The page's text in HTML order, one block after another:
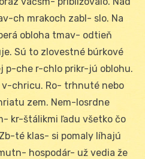
ch mrakoch zabl- slo. Na
obloha tmav- odtieň
Sú to zlovestné búrkové
p-che r-chlo prikr-jú oblohu.
chricu. Ro- trhnuté nebo
zem. Nem-losrdne
kr-štálikmi ľadu všetko čo
té klas- si pomaly líhajú
hospodár- už vedia že